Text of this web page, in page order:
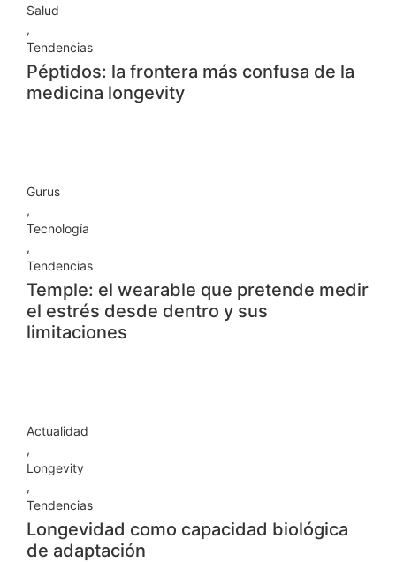
Salud
,
Tendencias
Péptidos: la frontera más confusa de la
medicina longevity
Gurus
,
Tecnología
,
Tendencias
Temple: el wearable que pretende medir
el estrés desde dentro y sus
limitaciones
Actualidad
,
Longevity
,
Tendencias
Longevidad como capacidad biológica
de adaptación